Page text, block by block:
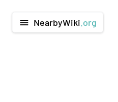
menu NearbyWiki .org